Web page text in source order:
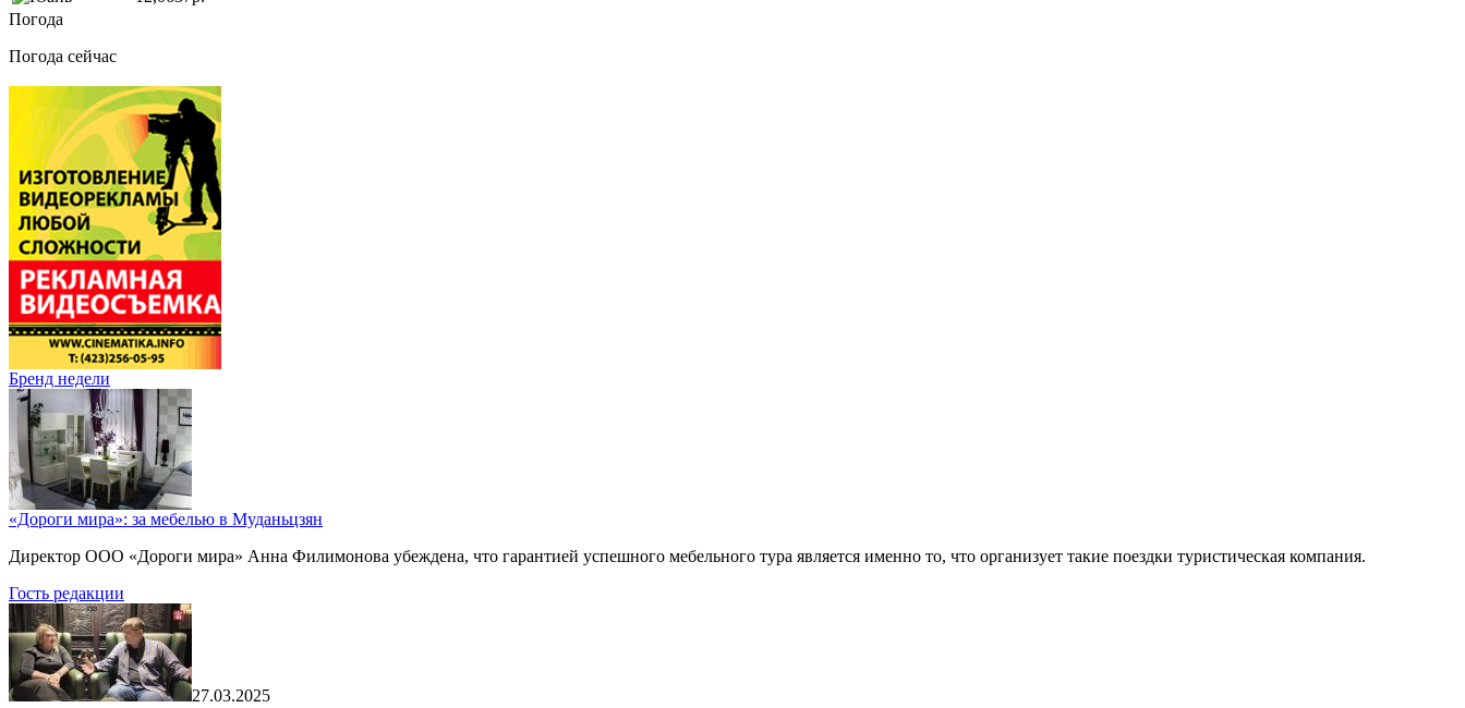
Погода
Погода сейчас
Бренд недели
«Дороги мира»: за мебелью в Муданьцзян
Директор ООО «Дороги мира» Анна Филимонова убеждена, что гарантией успешного мебельного тура является именно то, что организует такие поездки туристическая компания.
Гость редакции
27.03.2025